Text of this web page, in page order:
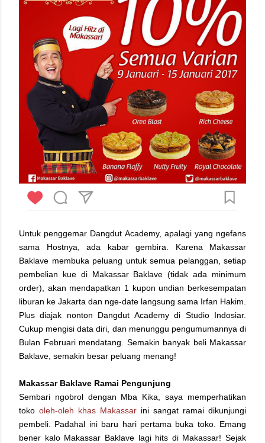
Untuk penggemar Dangdut Academy, apalagi yang ngefans
sama Hostnya, ada kabar gembira. Karena Makassar
Baklave membuka peluang untuk semua pelanggan, setiap
pembelian kue di Makassar Baklave (tidak ada minimum
order), akan mendapatkan 1 kupon undian berkesempatan
liburan ke Jakarta dan nge-date langsung sama Irfan Hakim.
Plus diajak nonton Dangdut Academy di Studio Indosiar.
Cukup mengisi data diri, dan menunggu pengumumannya di
Bulan Februari mendatang. Semakin banyak beli Makassar
Baklave, semakin besar peluang menang!
Makassar Baklave Ramai Pengunjung
Sembari ngobrol dengan Mba Kika, saya memperhatikan
toko oleh-oleh khas Makassar ini sangat ramai dikunjungi
pembeli. Padahal ini baru hari pertama buka toko. Emang
bener kalo Makassar Baklave lagi hits di Makassar! Sejak